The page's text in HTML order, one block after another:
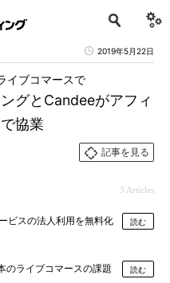
2019年5月22日
グとCandeeがアフィ
協業
イブコマースで
記事を見る
3 Articles
ビスの法人利用を無料化 読む
のライブコマースの課題
読む